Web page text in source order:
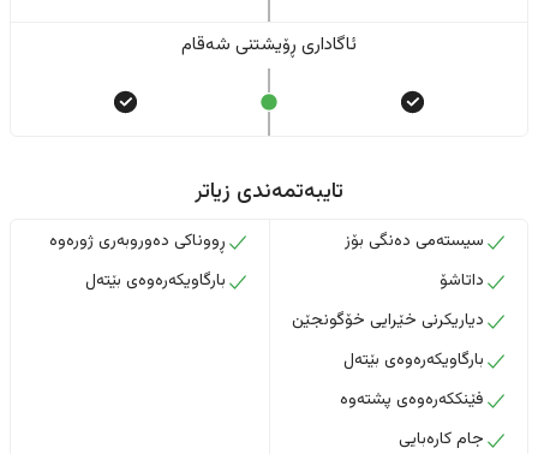
ئاگاداری ڕۆیشتنی شەقام
تایبەتمەندی زیاتر
سیستەمی دەنگی بۆز
داتاشۆ
دیاریکرنی خێرایی خۆگونجێن
بارگاویکەرەوەی بێتەل
فێنککەرەوەی پشتەوە
جام کارەبایی
ڕووناکی دەوروبەری ژورەوە
بارگاویکەرەوەی بێتەل